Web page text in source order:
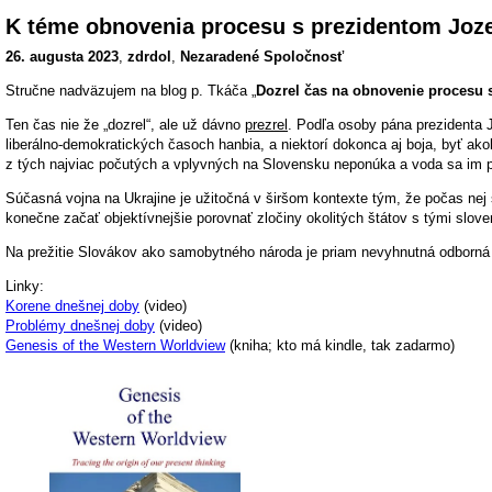
K téme obnovenia procesu s prezidentom
26. augusta 2023 zdrdol Nezaradené Spoločnosť
Stručne nadväzujem na blog p. Tkáča „ Dozrel čas na obnovenie
Ten čas nie že „dozrel“, ale už dávno prezrel . Podľa osoby pána
liberálno-demokratických časoch hanbia, a niektorí dokonca aj boja, byť
z tých najviac počutých a vplyvných na Slovensku neponúka a voda sa im
Súčasná vojna na Ukrajine je užitočná v širšom kontexte tým, že počas
konečne začať objektívnejšie porovnať zločiny okolitých štátov s tými
Na prežitie Slovákov ako samobytného národa je priam nevyhnutná
Linky:
Korene dnešnej doby (video)
Problémy dnešnej doby (video)
Genesis of the Western Worldview(kniha; kto má kindle, tak zadarmo)